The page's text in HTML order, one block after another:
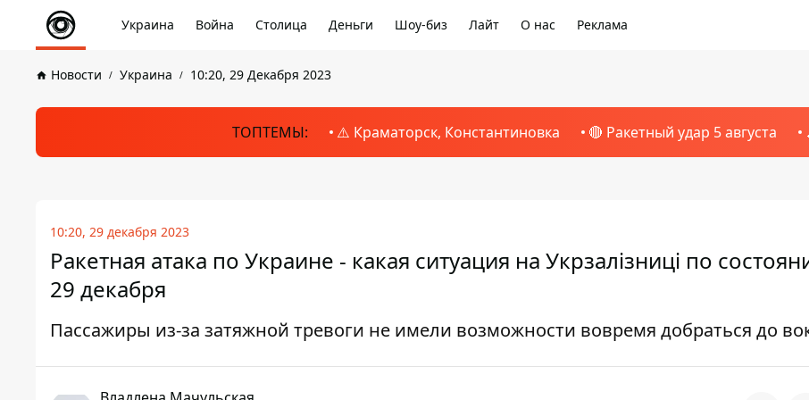
Украина Война Столица Деньги Шоу-биз Лайт О нас Реклама
Новости Украина 10:20, 29 Декабря 2023
ТОПТЕМЫ: ⚠️ Краматорск, Константиновка 🔴 Ракетный удар 5 августа
10:20, 29 декабря 2023
Ракетная атака по Украине - какая ситуация на Укрзалізниці по
29 декабря
Пассажиры из-за затяжной тревоги не имели возможности вовремя добраться до